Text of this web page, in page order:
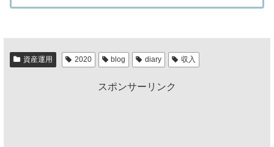
資産運用 2020 blog diary 収入
スポンサーリンク